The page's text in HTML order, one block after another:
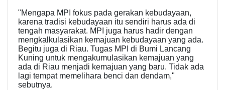
"Mengapa MPI fokus pada gerakan kebudayaan,
karena tradisi kebudayaan itu sendiri harus ada di
tengah masyarakat. MPI juga harus hadir dengan
mengkalkulasikan kemajuan kebudayaan yang ada.
Begitu juga di Riau. Tugas MPI di Bumi Lancang
Kuning untuk mengakumulasikan kemajuan yang
ada di Riau menjadi kemajuan yang baru. Tidak ada
lagi tempat memelihara benci dan dendam,"
sebutnya.